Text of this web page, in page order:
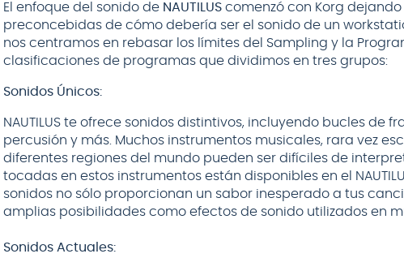
El enfoque del sonido de NAUTILUS comenzó con Korg
preconcebidas de cómo debería ser el sonido de un
nos centramos en rebasar los límites del Sampling y la
clasificaciones de programas que dividimos en tres grupos:
Sonidos Únicos:
NAUTILUS te ofrece sonidos distintivos, incluyendo bucles de
percusión y más. Muchos instrumentos musicales, rara vez
diferentes regiones del mundo pueden ser difíciles de
tocadas en estos instrumentos están disponibles en el
sonidos no sólo proporcionan un sabor inesperado a tus
amplias posibilidades como efectos de sonido utilizados en
Sonidos Actuales: